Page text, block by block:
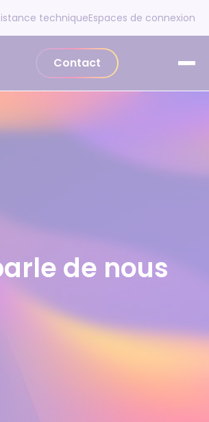
techniqueEspaces de connexion
Contact
de nous